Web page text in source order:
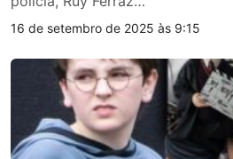
16 de setembro de 2025 às 9:15